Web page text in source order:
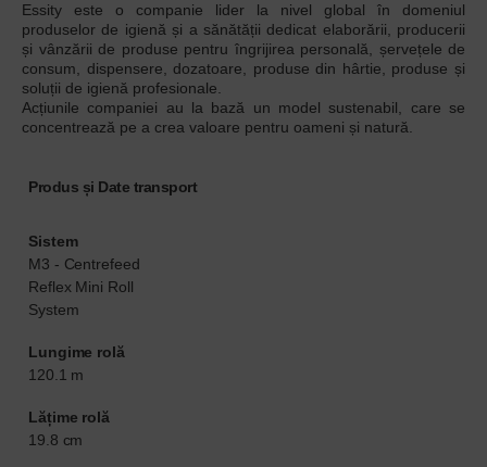
Essity este o companie lider la nivel global în domeniul
produselor de igienă și a sănătății dedicat elaborării, producerii
și vânzării de produse pentru îngrijirea personală, șervețele de
consum, dispensere, dozatoare, produse din hârtie, produse și
soluții de igienă profesionale.
Acțiunile companiei au la bază un model sustenabil, care se
concentrează pe a crea valoare pentru oameni și natură.
Produs și Date transport
Sistem
M3 - Centrefeed
Reflex Mini Roll
System
Lungime rolă
120.1 m
Lățime rolă
19.8 cm